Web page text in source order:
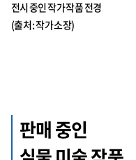
전시 중인 작가 작품 전경
(출처 : 작가 소장)
판매 중인